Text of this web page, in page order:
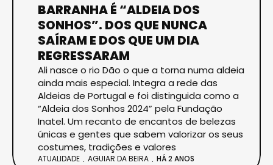
BARRANHA É “ALDEIA DOS
SONHOS”. DOS QUE NUNCA
SAÍRAM E DOS QUE UM DIA
REGRESSARAM
Ali nasce o rio Dão o que a torna numa aldeia
ainda mais especial. Integra a rede das
Aldeias de Portugal e foi distinguida como a
“Aldeia dos Sonhos 2024” pela Fundação
Inatel. Um recanto de encantos de belezas
únicas e gentes que sabem valorizar os seus
costumes, tradições e valores
ATUALIDADE AGUIAR DA BEIRA HÁ 2 ANOS